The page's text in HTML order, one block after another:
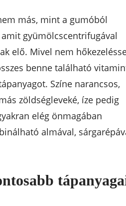
más, mint a gumóból
gyümölcscentrifugával
elő. Mivel nem
benne található
Színe narancsos,
zöldségleveké, íze pedig
elég önmagában
almával,